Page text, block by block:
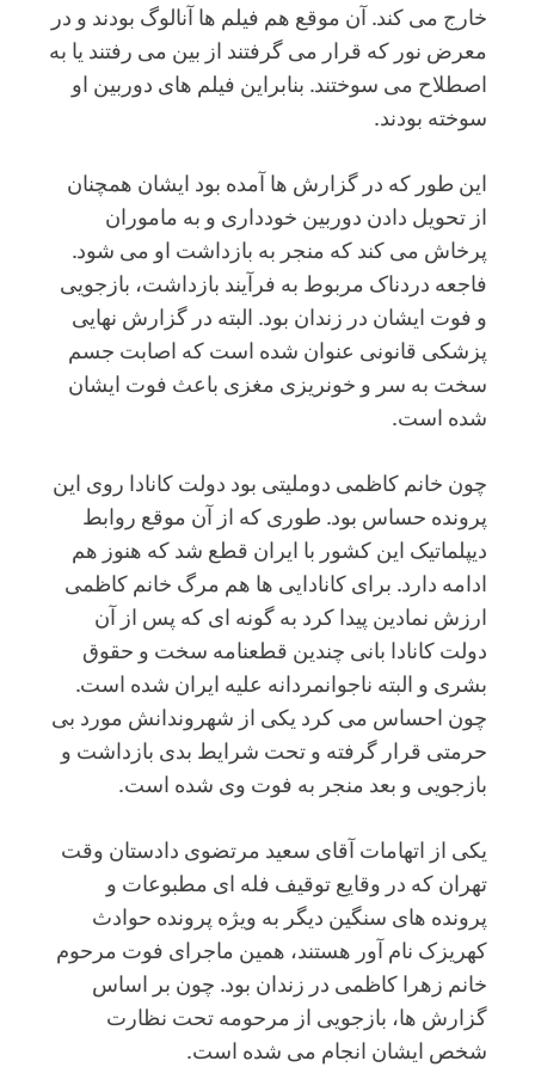
خارج می کند. آن موقع هم فیلم ها آنالوگ بودند و در
معرض نور که قرار می گرفتند از بین می رفتند یا به
اصطلاح می سوختند. بنابراین فیلم های دوربین او
سوخته بودند.
این طور که در گزارش ها آمده بود ایشان همچنان
از تحویل دادن دوربین خودداری و به ماموران
پرخاش می کند که منجر به بازداشت او می شود.
فاجعه دردناک مربوط به فرآیند بازداشت، بازجویی
و فوت ایشان در زندان بود. البته در گزارش نهایی
پزشکی قانونی عنوان شده است که اصابت جسم
سخت به سر و خونریزی مغزی باعث فوت ایشان
شده است.
چون خانم کاظمی دوملیتی بود دولت کانادا روی این
پرونده حساس بود. طوری که از آن موقع روابط
دیپلماتیک این کشور با ایران قطع شد که هنوز هم
ادامه دارد. برای کانادایی ها هم مرگ خانم کاظمی
ارزش نمادین پیدا کرد به گونه ای که پس از آن
دولت کانادا بانی چندین قطعنامه سخت و حقوق‌
بشری و البته ناجوانمردانه علیه ایران شده است.
چون احساس می کرد یکی از شهروندانش مورد بی
حرمتی قرار گرفته و تحت شرایط بدی بازداشت و
بازجویی و بعد منجر به فوت وی شده است.
یکی از اتهامات آقای سعید مرتضوی دادستان وقت
تهران که در وقایع توقیف فله ای مطبوعات و
پرونده های سنگین دیگر به ویژه پرونده حوادث
کهریزک نام آور هستند، همین ماجرای فوت مرحوم
خانم زهرا کاظمی در زندان بود. چون بر اساس
گزارش ها، بازجویی از مرحومه تحت نظارت
شخص ایشان انجام می شده است.